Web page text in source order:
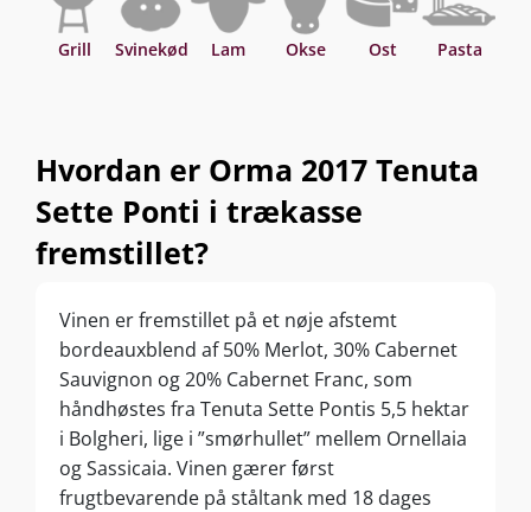
Grill Svinekød Lam Okse Ost Pasta
Hvordan er Orma 2017 Tenuta
Sette Ponti i trækasse
fremstillet?
Vinen er fremstillet på et nøje afstemt
bordeauxblend af 50% Merlot, 30% Cabernet
Sauvignon og 20% Cabernet Franc, som
håndhøstes fra Tenuta Sette Pontis 5,5 hektar
i Bolgheri, lige i ”smørhullet” mellem Ornellaia
og Sassicaia. Vinen gærer først
frugtbevarende på ståltank med 18 dages